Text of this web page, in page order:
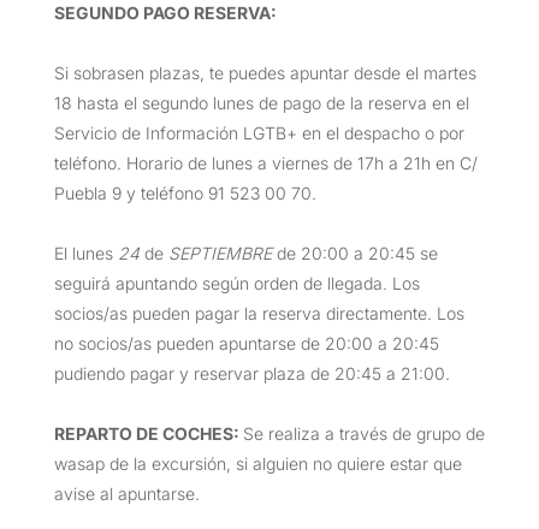
SEGUNDO PAGO RESERVA:
Si sobrasen plazas, te puedes apuntar desde el martes
18 hasta el segundo lunes de pago de la reserva en el
Servicio de Información LGTB+ en el despacho o por
teléfono. Horario de lunes a viernes de 17h a 21h en C/
Puebla 9 y teléfono 91 523 00 70.
El lunes 24 de SEPTIEMBREde 20:00 a 20:45 se
seguirá apuntando según orden de llegada. Los
socios/as pueden pagar la reserva directamente. Los
no socios/as pueden apuntarse de 20:00 a 20:45
pudiendo pagar y reservar plaza de 20:45 a 21:00.
REPARTO DE COCHES: Se realiza a través de grupo de
wasap de la excursión, si alguien no quiere estar que
avise al apuntarse.